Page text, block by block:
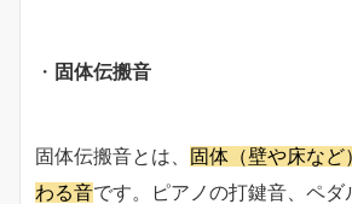
・ 固体伝搬音
固体伝搬音とは、
固体（壁や床な
わる音です。ピアノの打鍵音、ペダ